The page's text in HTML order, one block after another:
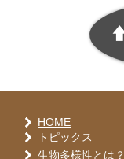
HOME
トピックス
生物多様性とは？